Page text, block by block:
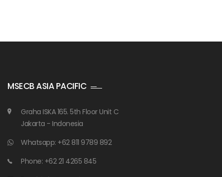
MSECB ASIA PACIFIC
Graha ISKA 165. 5th Floor Unit C
Jakarta - Indonesia
Whatsapp: +62 811 9789 892
Phone: +62 21 4265 845